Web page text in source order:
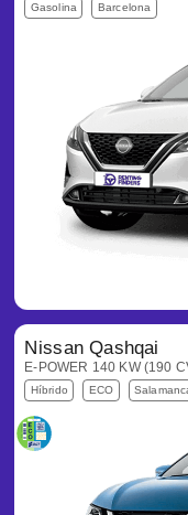
Gasolina Barcelona
Nissan Qashqai
E-POWER 140 KW (190
Híbrido ECO